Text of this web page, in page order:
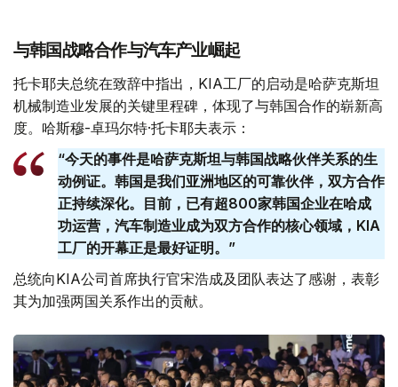
与韩国战略合作与汽车产业崛起
托卡耶夫总统在致辞中指出，KIA工厂的启动是哈萨克斯坦
机械制造业发展的关键里程碑，体现了与韩国合作的崭新高
度。哈斯穆-卓玛尔特·托卡耶夫表示：
“今天的事件是哈萨克斯坦与韩国战略伙伴关系的生
动例证。韩国是我们亚洲地区的可靠伙伴，双方合作
正持续深化。目前，已有超800家韩国企业在哈成
功运营，汽车制造业成为双方合作的核心领域，KIA
工厂的开幕正是最好证明。”
总统向KIA公司首席执行官宋浩成及团队表达了感谢，表彰
其为加强两国关系作出的贡献。